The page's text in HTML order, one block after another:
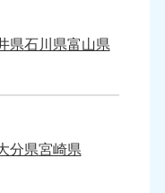
19:00 年中無休
県石川県富山県
分県宮崎県